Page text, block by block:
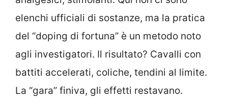
elenchi ufficiali di sostanze, ma la pratica
del “doping di fortuna” è un metodo noto
agli investigatori. Il risultato? Cavalli con
battiti accelerati, coliche, tendini al limite.
La “gara” finiva, gli effetti restavano.